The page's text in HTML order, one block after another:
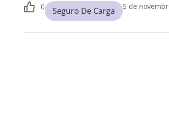
0 Seguro De Carga 5 de